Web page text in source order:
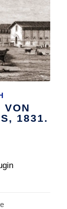
VON
1831.